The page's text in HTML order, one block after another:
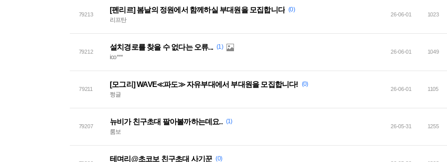
79213
[펜리르] 봄날의 정원에서 함께하실 부대원을 모집합니다 (0)
리프탄
26-06-01 1023
79212
설치경로를 찾을 수 없다는 오류... (1)
ico***
26-06-01 1049
79211
[모그리] WAVE≪파도≫ 자유부대에서 부대원을 모집합니다! (0)
쩡글
26-06-01 1105
79207
뉴비가 친구초대 팔아볼까하는데요.. (1)
룸보
26-05-31 1255
테며리@초코보 친구초대 사기꾼 (0)